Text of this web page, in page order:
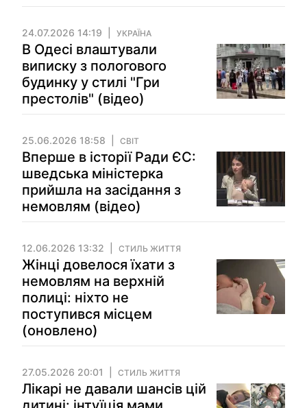
24.07.2026 14:19 УКРАЇНА
В Одесі влаштували
виписку з пологового
будинку у стилі "Гри
престолів" (відео)
25.06.2026 18:58 СВІТ
Вперше в історії Ради ЄС:
шведська міністерка
прийшла на засідання з
немовлям (відео)
12.06.2026 13:32 СТИЛЬ ЖИТТЯ
Жінці довелося їхати з
немовлям на верхній
полиці: ніхто не
поступився місцем
(оновлено)
27.05.2026 20:01 СТИЛЬ ЖИТТЯ
Лікарі не давали шансів цій